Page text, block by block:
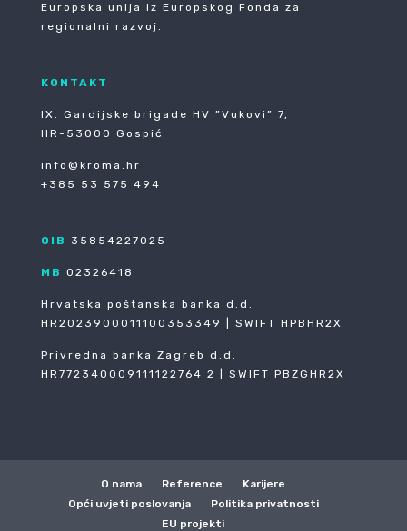
Europska unija iz Europskog Fonda za
regionalni razvoj.
KONTAKT
IX. Gardijske brigade HV ”Vukovi” 7,
HR-53000 Gospić
info@kroma.hr
+385 53 575 494
OIB 35854227025
MB 02326418
Hrvatska poštanska banka d.d.
HR2023900011100353349 | SWIFT HPBHR2X
Privredna banka Zagreb d.d.
HR772340009111122764 2 | SWIFT PBZGHR2X
O nama Reference
Karijere
Opći uvjeti poslovanja
Politika privatnosti
EU projekti